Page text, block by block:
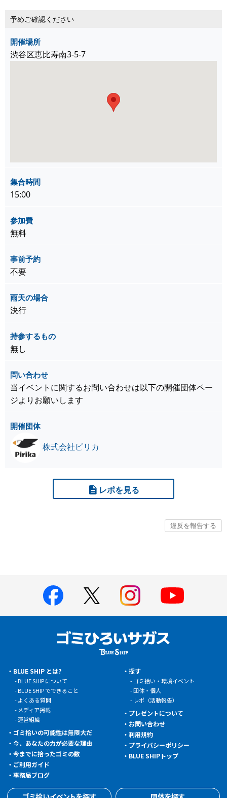
予めご確認ください
開催場所
渋谷区恵比寿南3-5-7
集合時間
15:00
参加費
無料
事前予約
不要
雨天の場合
決行
持参するもの
無し
問い合わせ
当イベントに関するお問い合わせは以下の開催団体ペー
ジよりお願いします
開催団体
株式会社ピリカ
レポを見る
BLUE SHIP とは?
BLUE SHIP について
BLUE SHIP でできること
よくある質問
メディア掲載
運営組織
ゴミ拾いの可能性は無限大だ
今、あなたの力が必要な理由
今までに拾ったゴミの数
ご利用ガイド
事務局ブログ
探す
ゴミ拾い・環境イベント
団体・個人
レポ（活動報告）
プレゼントについて
お問い合わせ
利用規約
プライバシーポリシー
BLUE SHIPトップ